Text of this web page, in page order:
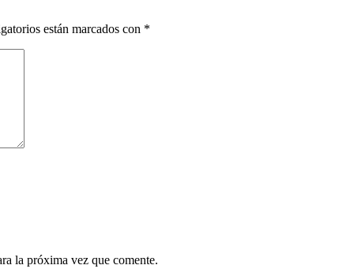
están marcados con *
la próxima vez que comente.